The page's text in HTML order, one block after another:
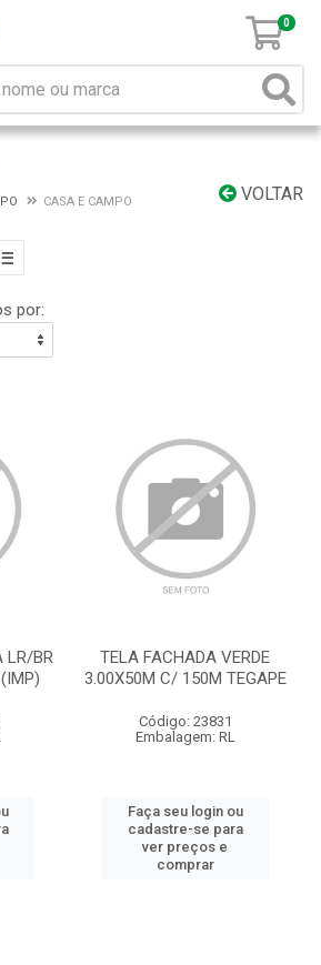
0
VOLTAR
CASA E CAMPO
por:
LR/BR
TELA FACHADA VERDE
3.00X50M C/ 150M TEGAPE
Código: 23831
Embalagem: RL
Faça seu login ou
cadastre-se para
ver preços e
comprar